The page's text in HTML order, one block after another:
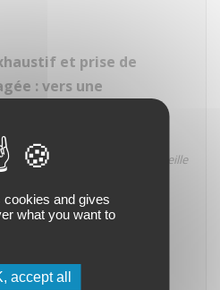
et prise de
: vers une
(Institut Paoli-Calmettes, Marseille
modalités de
and gives
what you want to
accept all